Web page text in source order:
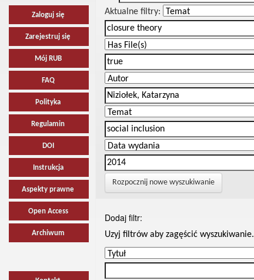
Zaloguj się
Zarejestruj się
Mój RUB
FAQ
Polityka
Regulamin
DOI
Instrukcja
Aspekty prawne
Open Access
Archiwum
Aktualne filtry:
Rozpocznij nowe wyszukiwanie
Dodaj filtr:
Uzyj filtrów aby zagęścić wyszukiwanie.